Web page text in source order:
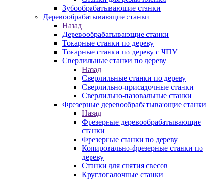
Зубообрабатывающие станки
Деревообрабатывающие станки
Назад
Деревообрабатывающие станки
Токарные станки по дереву
Токарные станки по дереву с ЧПУ
Сверлильные станки по дереву
Назад
Сверлильные станки по дереву
Сверлильно-присадочные станки
Сверлильно-пазовальные станки
Фрезерные деревообрабатывающие станки
Назад
Фрезерные деревообрабатывающие
станки
Фрезерные станки по дереву
Копировально-фрезерные станки по
дереву
Станки для снятия свесов
Круглопалочные станки